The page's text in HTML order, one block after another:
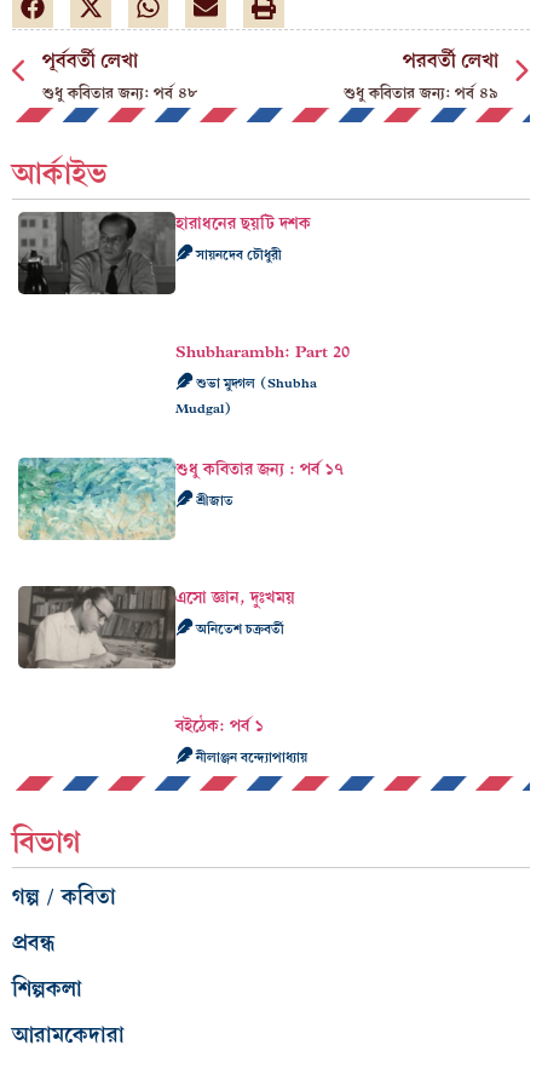
পূর্ববর্তী লেখা
শুধু কবিতার জন্য: পর্ব ৪৮
পরবর্তী লেখা
শুধু কবিতার জন্য: পর্ব ৪৯
আর্কাইভ
হারাধনের ছয়টি দশক
সায়নদেব চৌধুরী
Shubharambh: Part 20
শুভা মুদ্গল (Shubha
Mudgal)
শুধু কবিতার জন্য : পর্ব ১৭
শ্রীজাত
এসো জ্ঞান, দুঃখময়
অনিতেশ চক্রবর্তী
বইঠেক: পর্ব ১
নীলাঞ্জন বন্দ্যোপাধ্যায়
বিভাগ
গল্প / কবিতা
প্রবন্ধ
শিল্পকলা
আরামকেদারা